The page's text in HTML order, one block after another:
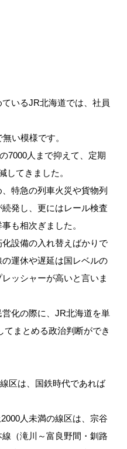
いるJR北海道では、社員
い模様です。
7000人まで抑えて、定期
してきました。
特急の列車火災や貨物列
発し、更にはレール検査
も相次ぎました。
設備の入れ替えばかりで
運休や遅延は国レベルの
ッシャーが高いと言いま
化の際に、JR北海道を単
まとめる政治判断ができ
区は、国鉄時代であれば
人未満の線区は、宗谷
（滝川～富良野間・釧路